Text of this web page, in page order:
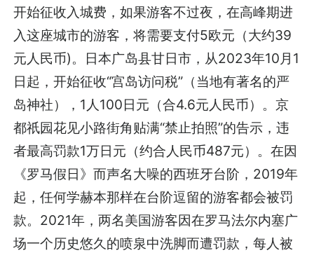
开始征收入城费，如果游客不过夜，在高峰期进
入这座城市的游客，将需要支付5欧元（大约39
元人民币)。日本广岛县甘日市，从2023年10月1
日起，开始征收“宫岛访问税”（当地有著名的严
岛神社），1人100日元（合4.6元人民币）。京
都祇园花见小路街角贴满“禁止拍照”的告示，违
者最高罚款1万日元（约合人民币487元）。在因
《罗马假日》而声名大噪的西班牙台阶，2019年
起，任何学赫本那样在台阶逗留的游客都会被罚
款。2021年，两名美国游客因在罗马法尔内塞广
场一个历史悠久的喷泉中洗脚而遭罚款，每人被